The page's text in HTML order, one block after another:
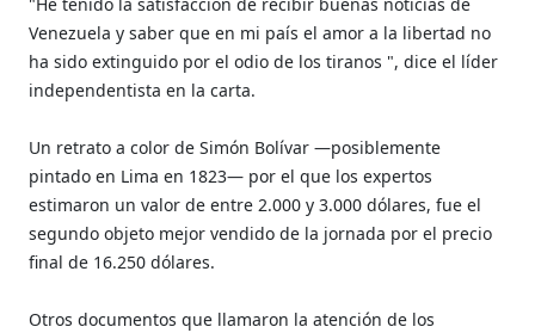
Venezuela y saber que en mi país el amor a la libertad no
ha sido extinguido por el odio de los tiranos ", dice el líder
independentista en la carta.
Un retrato a color de Simón Bolívar —posiblemente
pintado en Lima en 1823— por el que los expertos
estimaron un valor de entre 2.000 y 3.000 dólares, fue el
segundo objeto mejor vendido de la jornada por el precio
final de 16.250 dólares.
Otros documentos que llamaron la atención de los